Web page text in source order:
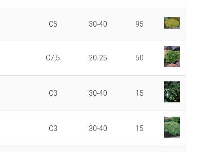
C5 30-40 95
C7,5 20-25 50
C3 30-40 15
C3 30-40 15